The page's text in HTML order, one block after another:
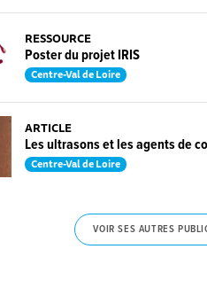
RESSOURCE
Poster du projet IRIS
Centre-Val de Loire
ARTICLE
Les ultrasons et les agents de
Centre-Val de Loire
VOIR SES AUTRES